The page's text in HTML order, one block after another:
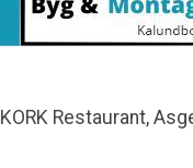
Restaurant,